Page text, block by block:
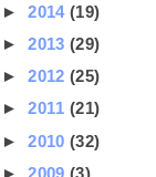
►2014(19)
►2013(29)
►2012(25)
►2011(21)
►2010(32)
►2009(3)